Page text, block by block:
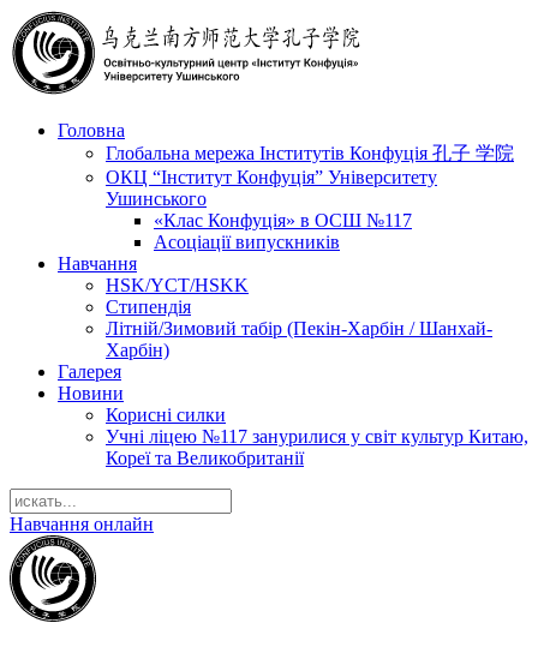
Головна
Глобальна мережа Інститутів Конфуція 孔子 学院
ОКЦ “Інститут Конфуція” Університету
Ушинського
«Клас Конфуція» в ОСШ №117
Асоціації випускників
Навчання
HSK/YCT/HSKK
Стипендія
Літній/Зимовий табір (Пекін-Харбін / Шанхай-
Харбін)
Галерея
Новини
Корисні силки
Учні ліцею №117 занурилися у світ культур Китаю,
Кореї та Великобританії
Навчання онлайн